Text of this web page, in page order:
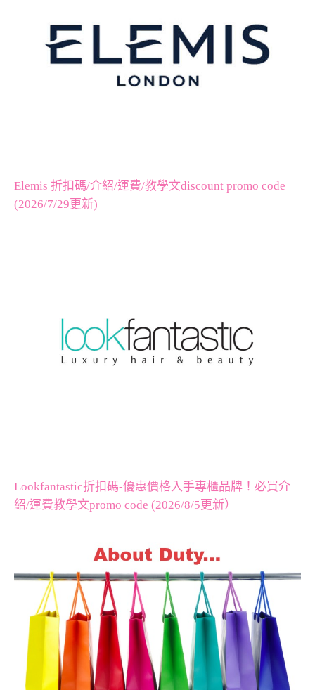
Elemis 折扣碼/介紹/運費/教學文discount promo code
(2026/7/29更新)
Lookfantastic折扣碼-優惠價格入手專櫃品牌！必買介
紹/運費教學文promo code (2026/8/5更新）